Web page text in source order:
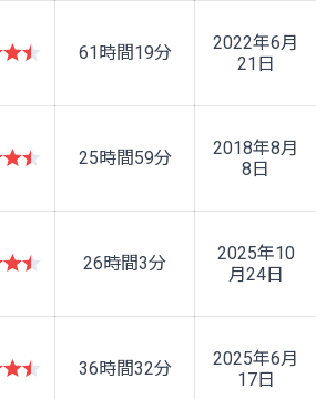
61時間19分
2022年6月
21日
25時間59分
2018年8月
8日
26時間3分
2025年10
月24日
36時間32分
2025年6月
17日